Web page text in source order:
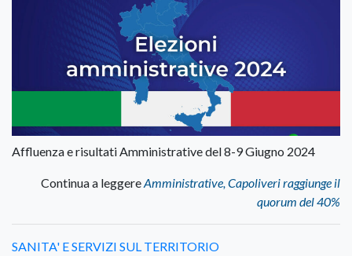
Affluenza e risultati Amministrative del 8-9 Giugno 2024
Continua a leggereAmministrative, Capoliveri raggiunge il
quorum del 40%
SANITA' E SERVIZI SUL TERRITORIO